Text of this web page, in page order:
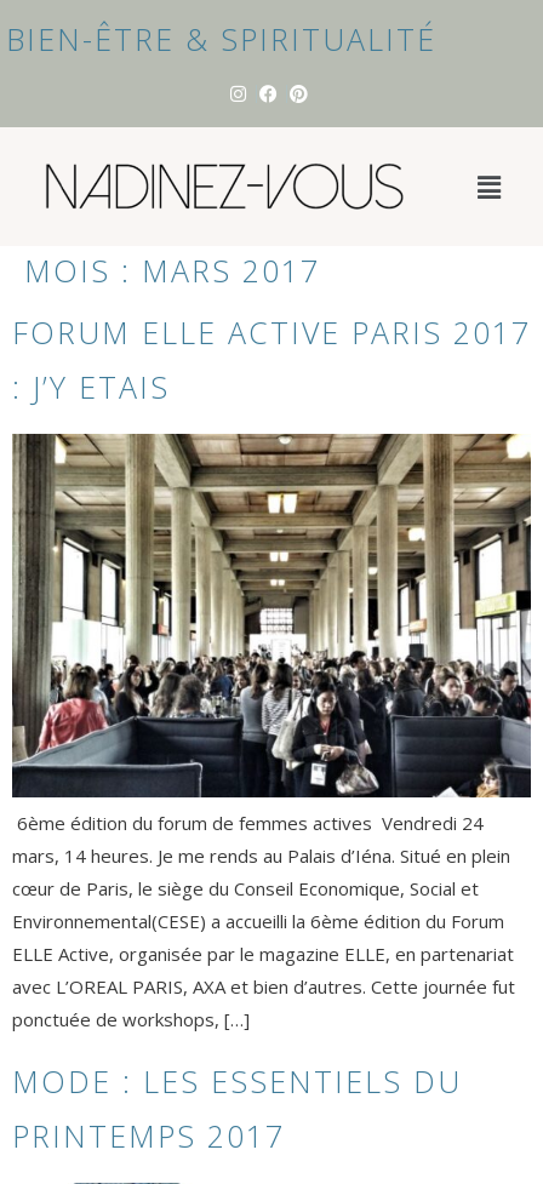
BIEN-ÊTRE & SPIRITUALITÉ
MOIS : MARS 2017
FORUM ELLE ACTIVE PARIS 2017
: J’Y ETAIS
6ème édition du forum de femmes actives Vendredi 24
mars, 14 heures. Je me rends au Palais d’Iéna. Situé en plein
cœur de Paris, le siège du Conseil Economique, Social et
Environnemental(CESE) a accueilli la 6ème édition du Forum
ELLE Active, organisée par le magazine ELLE, en partenariat
avec L’OREAL PARIS, AXA et bien d’autres. Cette journée fut
ponctuée de workshops, […]
MODE : LES ESSENTIELS DU
PRINTEMPS 2017